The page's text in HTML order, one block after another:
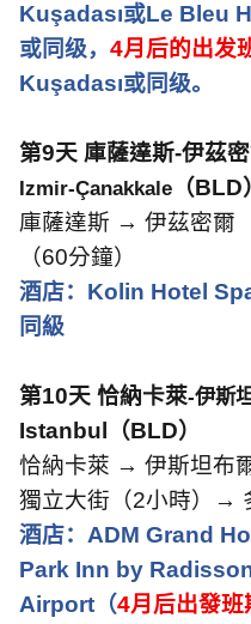
Kuşadası或Le Bleu
或同级， 4月后的出发
Kuşadası或同级。
第9天 庫薩達斯-伊茲
Izmir-Çanakkale （BLD
庫薩達斯 → 伊茲密爾
（60分鐘）
酒店： Kolin Hotel
同級
第10天 恰納卡萊-伊斯
Istanbul （BLD）
恰納卡萊 → 伊斯坦布
獨立大街（2小時）→
酒店： ADM Grand
Park Inn by
Airport （4月后出發班